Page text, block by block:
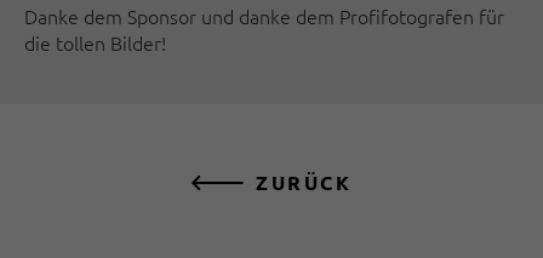
Danke dem Sponsor und danke dem Profifotografen für
die tollen Bilder!
ZURÜCK